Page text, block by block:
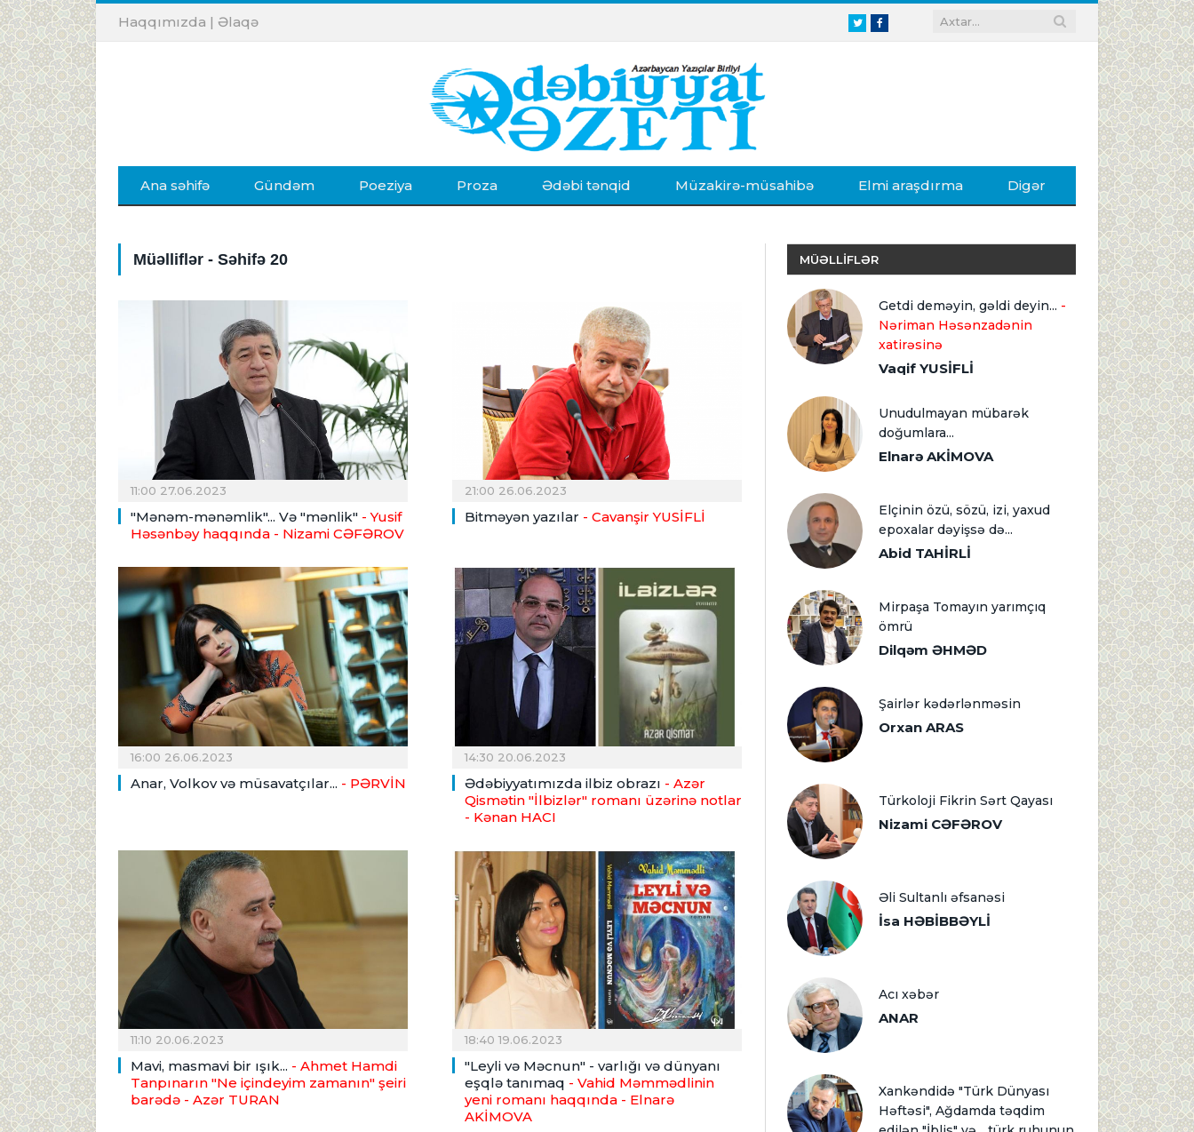
TwitterFacebook
Haqqımızda | Əlaqə
Ana səhifə Gündəm Poeziya Proza Ədəbi tənqid Müzakirə-müsahibə Elmi araşdırma Digər
Müəlliflər - Səhifə 20
11:00 27.06.2023
"Mənəm-mənəmlik"... Və "mənlik" - Yusif
Həsənbəy haqqında - Nizami CƏFƏROV
21:00 26.06.2023
Bitməyən yazılar - Cavanşir YUSİFLİ
16:00 26.06.2023
Anar, Volkov və müsavatçılar... - PƏRVİN
14:30 20.06.2023
Ədəbiyyatımızda ilbiz obrazı - Azər
Qismətin "İlbizlər" romanı üzərinə notlar
- Kənan HACI
11:10 20.06.2023
Mavi, masmavi bir ışık... - Ahmet Hamdi
Tanpınarın "Ne içindeyim zamanın" şeiri
barədə - Azər TURAN
18:40 19.06.2023
"Leyli və Məcnun" - varlığı və dünyanı
eşqlə tanımaq - Vahid Məmmədlinin
yeni romanı haqqında - Elnarə
AKİMOVA
MÜƏLLİFLƏR
Getdi deməyin, gəldi deyin... -
Nəriman Həsənzadənin
xatirəsinə
Vaqif YUSİFLİ
Unudulmayan mübarək
doğumlara...
Elnarə AKİMOVA
Elçinin özü, sözü, izi, yaxud
epoxalar dəyişsə də...
Abid TAHİRLİ
Mirpaşa Tomayın yarımçıq
ömrü
Dilqəm ƏHMƏD
Şairlər kədərlənməsin
Orxan ARAS
Türkoloji Fikrin Sərt Qayası
Nizami CƏFƏROV
Əli Sultanlı əfsanəsi
İsa HƏBİBBƏYLİ
Acı xəbər
ANAR
Xankəndidə "Türk Dünyası
Həftəsi", Ağdamda təqdim